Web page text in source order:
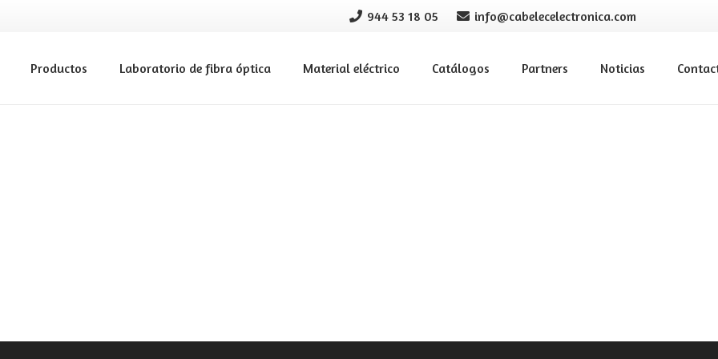
944 53 18 05 info@cabelecelectronica.com
Productos Laboratorio de fibra óptica Material eléctrico Catálogos Partners Noticias